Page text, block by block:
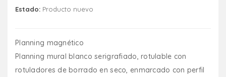
Estado: Producto nuevo
Planning magnético
Planning mural blanco serigrafiado, rotulable con
rotuladores de borrado en seco, enmarcado con perfil